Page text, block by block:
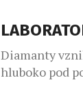
chemické,
však trvá
Za stejný
Diamanty
hluboko pod